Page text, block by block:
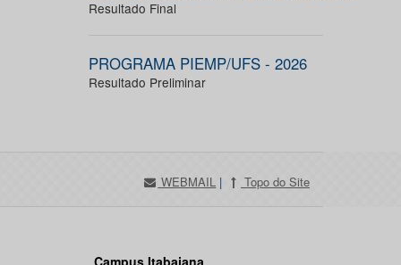
Resultado Final
PROGRAMA PIEMP/UFS - 2026
Resultado Preliminar
WEBMAIL | Topo do Site
Campus Itabaiana